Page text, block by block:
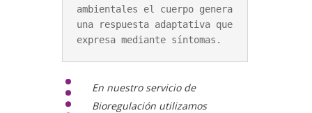
ambientales el cuerpo genera
una respuesta adaptativa que
expresa mediante síntomas.
En nuestro servicio de
Bioregulación utilizamos